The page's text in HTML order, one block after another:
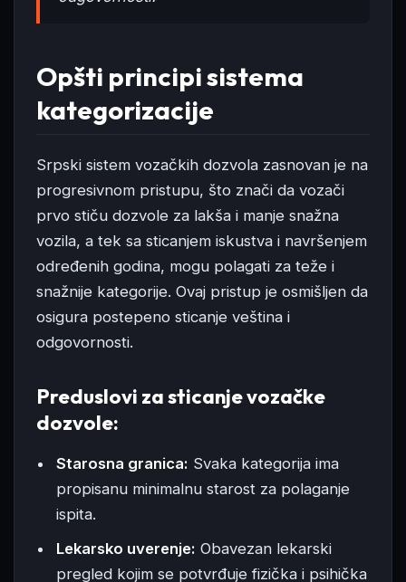
Opšti principi sistema
kategorizacije
Srpski sistem vozačkih dozvola zasnovan je na
progresivnom pristupu, što znači da vozači
prvo stiču dozvole za lakša i manje snažna
vozila, a tek sa sticanjem iskustva i navršenjem
određenih godina, mogu polagati za teže i
snažnije kategorije. Ovaj pristup je osmišljen da
osigura postepeno sticanje veština i
odgovornosti.
Preduslovi za sticanje vozačke
dozvole:
Starosna granica: Svaka kategorija ima
propisanu minimalnu starost za polaganje
ispita.
Lekarsko uverenje: Obavezan lekarski
pregled kojim se potvrđuje fizička i psihička